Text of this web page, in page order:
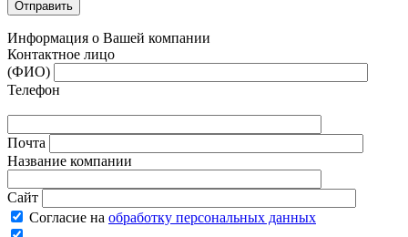
Информация о Вашей компании
Контактное лицо
(ФИО)
Телефон
Почта
Название компании
Сайт
Согласие на обработку персональных данных